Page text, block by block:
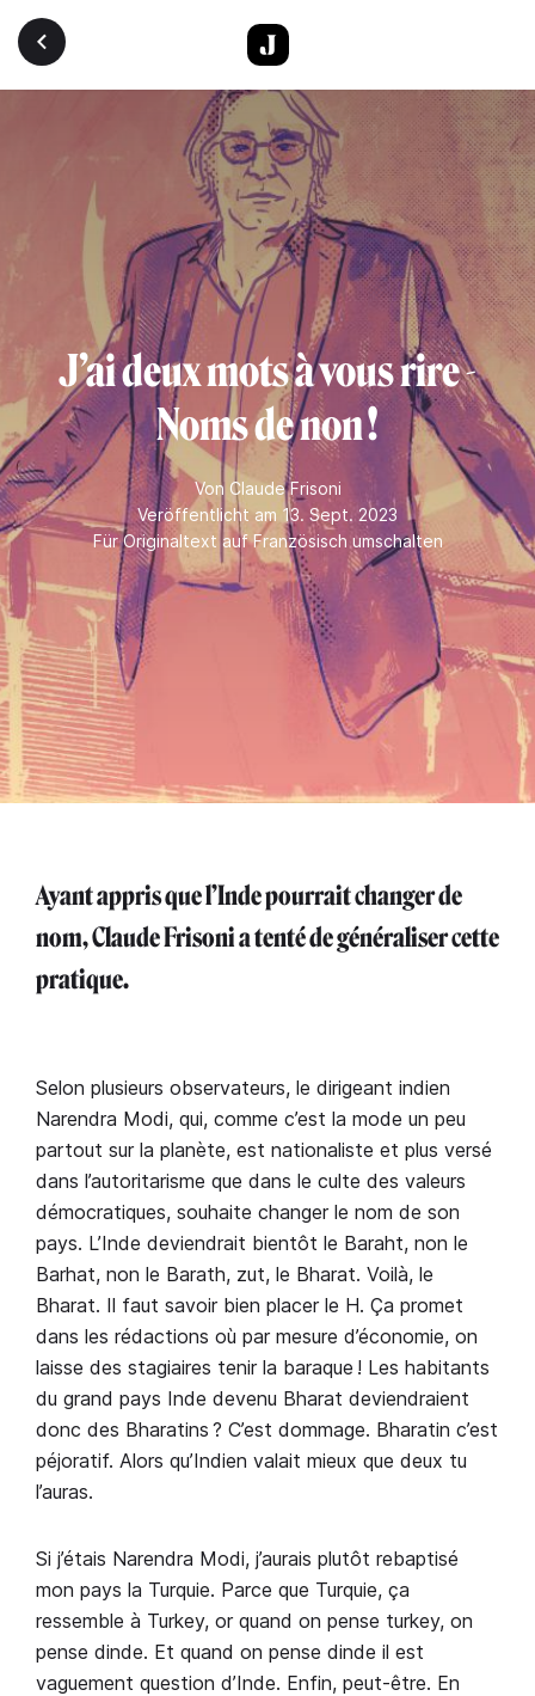
Direkt zum Inhalt
J’ai deux mots à vous rire -
Noms de non !
Von Claude Frisoni
Veröffentlicht am 13. Sept. 2023
Für Originaltext auf Französisch umschalten
Ayant appris que l’Inde pourrait changer de
nom, Claude Frisoni a tenté de généraliser cette
pratique.
Selon plusieurs observateurs, le dirigeant indien
Narendra Modi, qui, comme c’est la mode un peu
partout sur la planète, est nationaliste et plus versé
dans l’autoritarisme que dans le culte des valeurs
démocratiques, souhaite changer le nom de son
pays. L’Inde deviendrait bientôt le Baraht, non le
Barhat, non le Barath, zut, le Bharat. Voilà, le
Bharat. Il faut savoir bien placer le H. Ça promet
dans les rédactions où par mesure d’économie, on
laisse des stagiaires tenir la baraque ! Les habitants
du grand pays Inde devenu Bharat deviendraient
donc des Bharatins ? C’est dommage. Bharatin c’est
péjoratif. Alors qu’Indien valait mieux que deux tu
l’auras.
Si j’étais Narendra Modi, j’aurais plutôt rebaptisé
mon pays la Turquie. Parce que Turquie, ça
ressemble à Turkey, or quand on pense turkey, on
pense dinde. Et quand on pense dinde il est
vaguement question d’Inde. Enfin, peut-être. En